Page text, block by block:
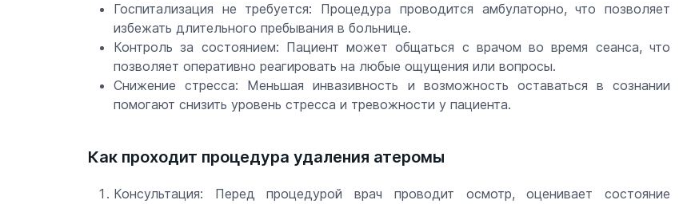
Госпитализация не требуется: Процедура проводится амбулаторно, что позволяет
избежать длительного пребывания в больнице.
Контроль за состоянием: Пациент может общаться с врачом во время сеанса, что
позволяет оперативно реагировать на любые ощущения или вопросы.
Снижение стресса: Меньшая инвазивность и возможность оставаться в сознании
помогают снизить уровень стресса и тревожности у пациента.
Как проходит процедура удаления атеромы
Консультация: Перед процедурой врач проводит осмотр, оценивает состояние